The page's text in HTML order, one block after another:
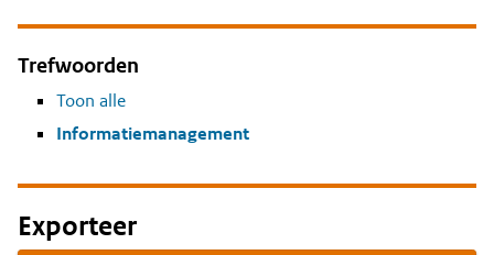
Trefwoorden
Toon alle
Informatiemanagement
Exporteer